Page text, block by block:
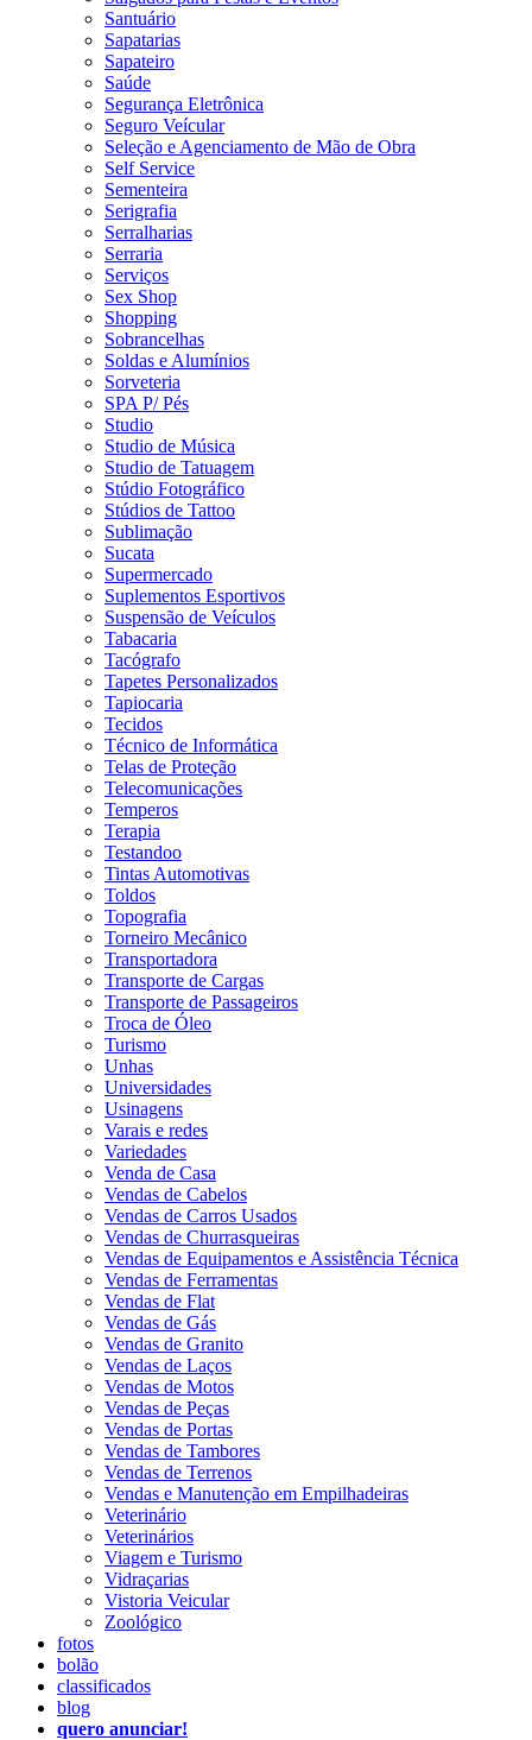
Santuário
Sapatarias
Sapateiro
Saúde
Segurança Eletrônica
Seguro Veícular
Seleção e Agenciamento de Mão de Obra
Self Service
Sementeira
Serigrafia
Serralharias
Serraria
Serviços
Sex Shop
Shopping
Sobrancelhas
Soldas e Alumínios
Sorveteria
SPA P/ Pés
Studio
Studio de Música
Studio de Tatuagem
Stúdio Fotográfico
Stúdios de Tattoo
Sublimação
Sucata
Supermercado
Suplementos Esportivos
Suspensão de Veículos
Tabacaria
Tacógrafo
Tapetes Personalizados
Tapiocaria
Tecidos
Técnico de Informática
Telas de Proteção
Telecomunicações
Temperos
Terapia
Testandoo
Tintas Automotivas
Toldos
Topografia
Torneiro Mecânico
Transportadora
Transporte de Cargas
Transporte de Passageiros
Troca de Óleo
Turismo
Unhas
Universidades
Usinagens
Varais e redes
Variedades
Venda de Casa
Vendas de Cabelos
Vendas de Carros Usados
Vendas de Churrasqueiras
Vendas de Equipamentos e Assistência Técnica
Vendas de Ferramentas
Vendas de Flat
Vendas de Gás
Vendas de Granito
Vendas de Laços
Vendas de Motos
Vendas de Peças
Vendas de Portas
Vendas de Tambores
Vendas de Terrenos
Vendas e Manutenção em Empilhadeiras
Veterinário
Veterinários
Viagem e Turismo
Vidraçarias
Vistoria Veicular
Zoológico
fotos
bolão
classificados
blog
quero anunciar!